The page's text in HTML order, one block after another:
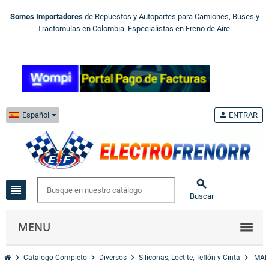
Somos Importadores de Repuestos y Autopartes para Camiones, Buses y
Tractomulas en Colombia. Especialistas en Freno de Aire.
Español
view_headline 
Buscar
person ENTRAR
MENU
chevron_right Catalogo Completo chevron_right Diversos chevron_right Siliconas, Loctite, Teflón y Cinta chevron_right